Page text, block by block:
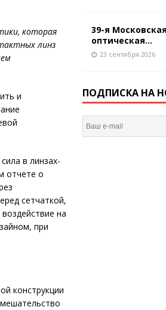
которая
линз
и
в линзах-
отчете о
сетчаткой,
на
при
конструкции
39-я
оптическая...
23 сентября 2026
ПОДПИСКА НА